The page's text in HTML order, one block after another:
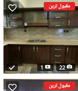
مقبول ترین
22
1
مقبول ترین